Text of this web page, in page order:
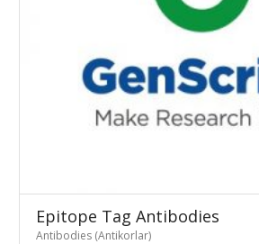
Epitope Tag Antibodies
Antibodies (Antikorlar)